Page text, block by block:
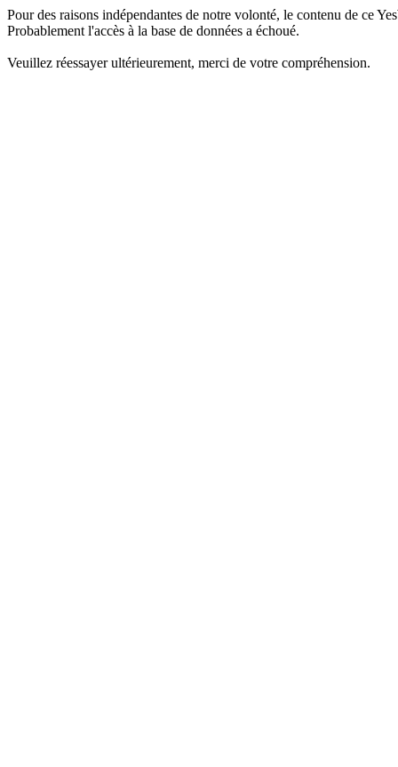
Pour des raisons indépendantes de notre volonté, le contenu de ce
Probablement l'accès à la base de données a échoué.
Veuillez réessayer ultérieurement, merci de votre compréhension.